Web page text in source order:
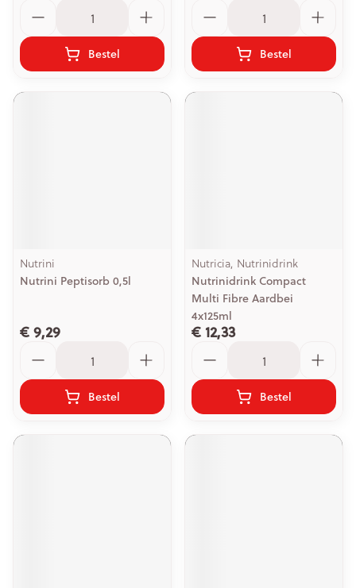
Bestel Bestel
Nutrini
Nutrini Peptisorb 0,5l
€ 9,29
Bestel
Nutricia, Nutrinidrink
Nutrinidrink Compact
Multi Fibre Aardbei
4x125ml
€ 12,33
Bestel